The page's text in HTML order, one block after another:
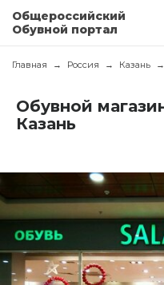
Общероссийский
Обувной портал
Главная Россия Казань
Обувной
Казань